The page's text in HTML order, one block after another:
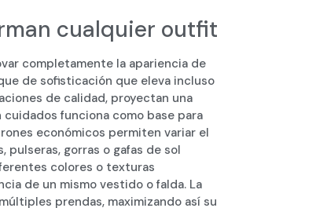
cualquier outfit
completamente la apariencia de
de sofisticación que eleva incluso
de calidad, proyectan una
funciona como base para
económicos permiten variar el
gorras o gafas de sol
colores o texturas
de un mismo vestido o falda. La
prendas, maximizando así su